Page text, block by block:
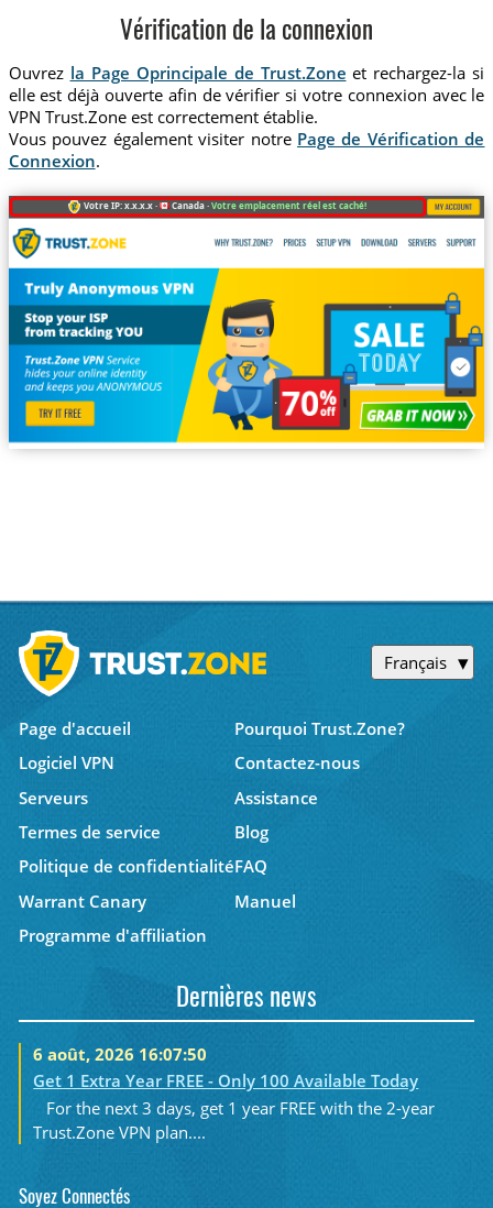
Vérification de la connexion
Ouvrez la Page Oprincipale de Trust.Zone et rechargez-la si
elle est déjà ouverte afin de vérifier si votre connexion avec le
VPN Trust.Zone est correctement établie.
Vous pouvez également visiter notre Page de Vérification de
Connexion.
Votre IP: x.x.x.x · Canada ·Votre emplacement réel est caché!
Français
Page d'accueil
Pourquoi Trust.Zone?
Logiciel VPN
Contactez-nous
Serveurs
Assistance
Termes de service
Blog
Politique de confidentialitéFAQ
Warrant Canary
Manuel
Programme d'affiliation
Dernières news
6 août, 2026 16:07:50
Get 1 Extra Year FREE - Only 100 Available Today
For the next 3 days, get 1 year FREE with the 2-year
Trust.Zone VPN plan....
Soyez Connectés